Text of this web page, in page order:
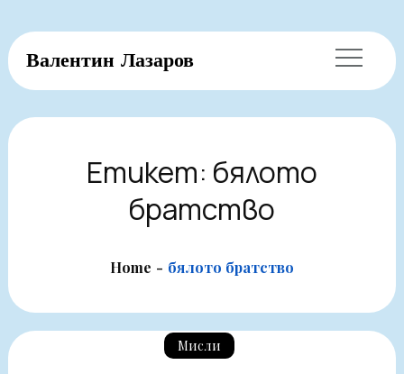
Skip
to
content
Валентин Лазаров
Етикет: бялото
братство
Home бялото братство
Мисли